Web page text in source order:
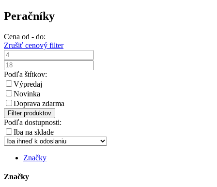
Peračníky
Cena od - do:
Zrušiť cenový filter
Podľa štítkov:
Výpredaj
Novinka
Doprava zdarma
Filter produktov
Podľa dostupnosti:
Iba na sklade
Značky
Značky